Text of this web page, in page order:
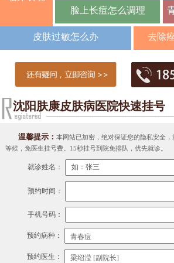
脸上长痘怎么调理
皮肤过敏怎么办 去除
沈阳肤康皮肤病医院快速挂号
温馨提示：本网站已加密，绝对保证您的隐私安全
等候，免医生挂号费。15秒挂号到院免排队，优先就诊。
就诊姓名：
预约时间：
手机号码：
预约病种：
预约医生：